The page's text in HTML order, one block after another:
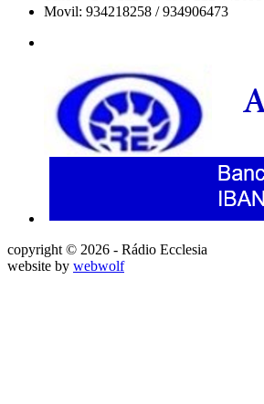
Movil: 934218258 / 934906473
copyright © 2026 - Rádio Ecclesia
website by webwolf